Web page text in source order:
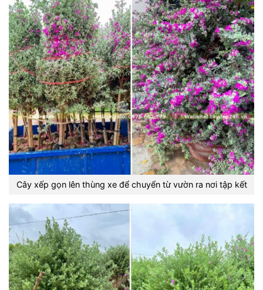
Cây xếp gọn lên thùng xe để chuyển từ vườn ra nơi tập kết